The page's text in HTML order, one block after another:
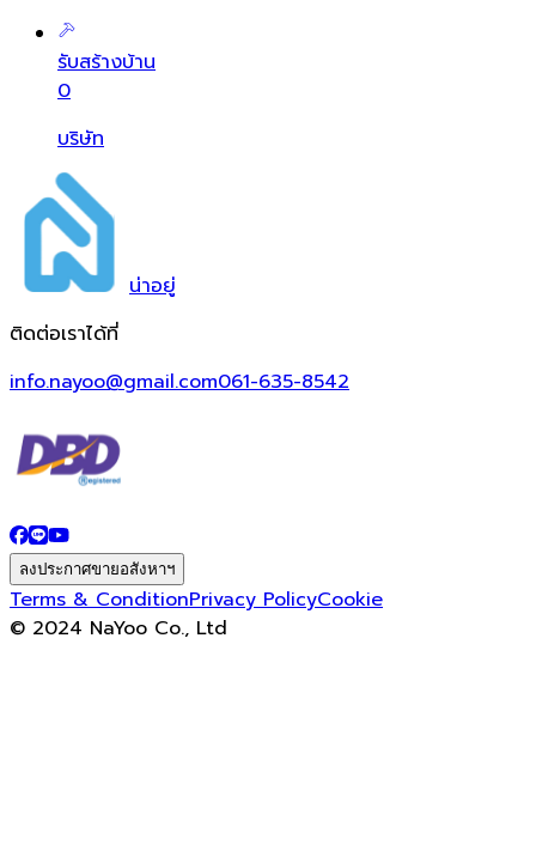
รับสร้างบ้าน
0
บริษัท
น่าอยู่
ติดต่อเราได้ที่
info.nayoo@gmail.com061-635-8542
ลงประกาศขายอสังหาฯ
Terms & ConditionPrivacy PolicyCookie
© 2024 NaYoo Co., Ltd